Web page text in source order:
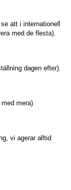
att i internationell
med de flesta).
dagen efter).
mera)
vi agerar alltid